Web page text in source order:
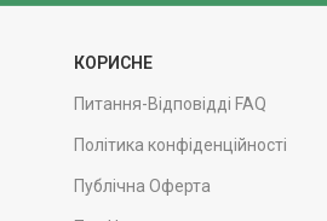
КОРИСНЕ
Питання-Відповідді FAQ
Політика конфіденційності
Публічна Оферта